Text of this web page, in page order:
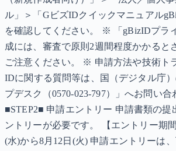
ル」＞「GビズIDクイックマニュアル
を確認してください。 ※ 「gBizIDプラ
成には、審査で原則2週間程度かかると
ご注意ください。 ※ 申請方法や技術ト
IDに関する質問等は、国（デジタル庁
プデスク（0570-023-797）」へお問い
■STEP2■ 申請エントリー 申請書類の提
ントリーが必要です。 【エントリー期
(水)から8月12日(火) 申請エントリーは